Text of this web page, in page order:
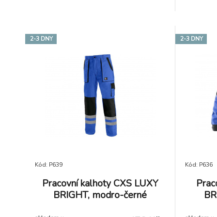
skladová manipulace, spedic
skladová
2-3 DNY
Kód: P639
Pracovní kalhoty CXS LUXY
BRIGHT, modro-černé
2-3 DNY
Kód: P636